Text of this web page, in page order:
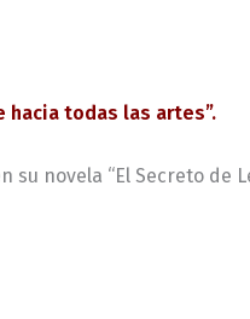
hacia todas las artes”.
novela “El Secreto de